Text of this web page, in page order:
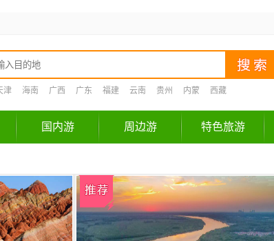
津 海南 广西 广东 福建 云南 贵州 内蒙 西藏
国内游 周边游 特色旅游